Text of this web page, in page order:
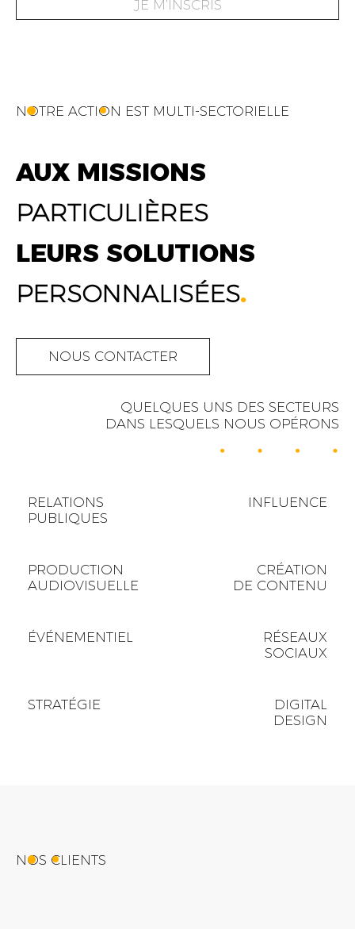
JE M’INSCRIS
NOTRE ACTION EST MULTI-SECTORIELLE
AUX MISSIONS
PARTICULIÈRES
LEURS SOLUTIONS
PERSONNALISÉES.
NOUS CONTACTER
QUELQUES UNS DES SECTEURS
DANS LESQUELS NOUS OPÉRONS
RELATIONS
PUBLIQUES
INFLUENCE
PRODUCTION
AUDIOVISUELLE
CRÉATION
DE CONTENU
ÉVÉNEMENTIEL
RÉSEAUX
SOCIAUX
STRATÉGIE
DIGITAL
DESIGN
NOS CLIENTS